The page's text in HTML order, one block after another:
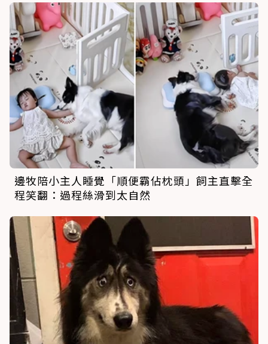
邊牧陪小主人睡覺「順便霸佔枕頭」飼主直擊全
程笑翻：過程絲滑到太自然